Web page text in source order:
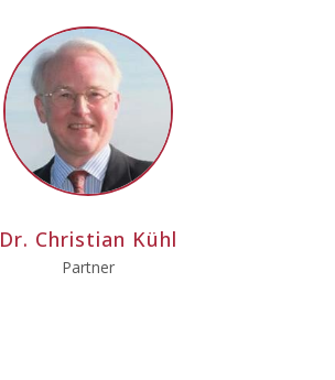
Dr. Christian Kühl
Partner